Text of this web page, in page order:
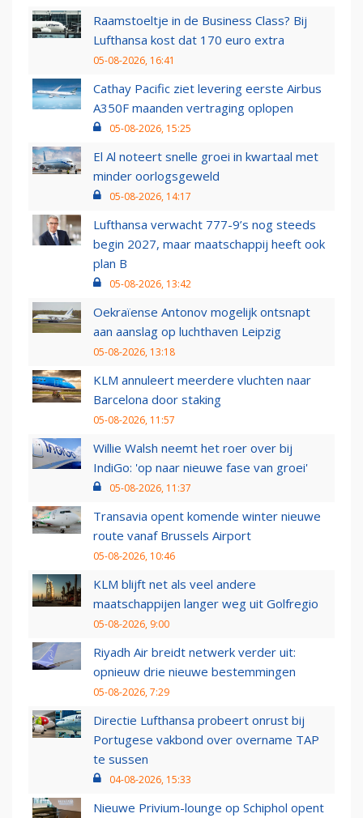
Raamstoeltje in de Business Class? Bij
Lufthansa kost dat 170 euro extra
05-08-2026, 16:41
Cathay Pacific ziet levering eerste Airbus
A350F maanden vertraging oplopen
05-08-2026, 15:25
El Al noteert snelle groei in kwartaal met
minder oorlogsgeweld
05-08-2026, 14:17
Lufthansa verwacht 777-9’s nog steeds
begin 2027, maar maatschappij heeft ook
plan B
05-08-2026, 13:42
Oekraïense Antonov mogelijk ontsnapt
aan aanslag op luchthaven Leipzig
05-08-2026, 13:18
KLM annuleert meerdere vluchten naar
Barcelona door staking
05-08-2026, 11:57
Willie Walsh neemt het roer over bij
IndiGo: 'op naar nieuwe fase van groei'
05-08-2026, 11:37
Transavia opent komende winter nieuwe
route vanaf Brussels Airport
05-08-2026, 10:46
KLM blijft net als veel andere
maatschappijen langer weg uit Golfregio
05-08-2026, 9:00
Riyadh Air breidt netwerk verder uit:
opnieuw drie nieuwe bestemmingen
05-08-2026, 7:29
Directie Lufthansa probeert onrust bij
Portugese vakbond over overname TAP
te sussen
04-08-2026, 15:33
Nieuwe Privium-lounge op Schiphol opent